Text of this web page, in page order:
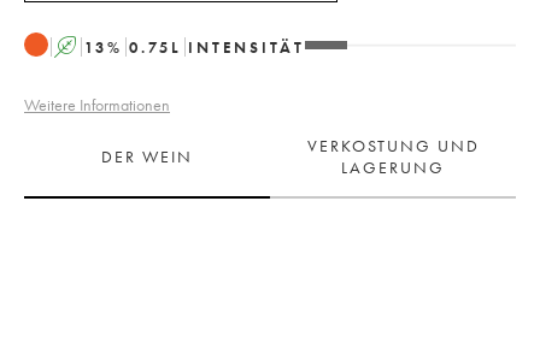
A 13% 0.75 L INTENSITÄT
Weitere Informationen
DER WEIN
VERKOSTUNG UND
LAGERUNG